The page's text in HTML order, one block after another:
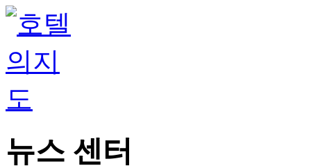
뉴스 센터